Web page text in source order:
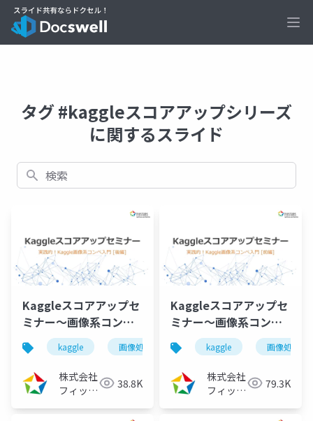
タグ #kaggleスコアアップシリーズ
に関するスライド
検索
Kaggleスコアアップセ
ミナー～画像系コンペ
入門[後編]
（2023/09/26）
kaggle 画像処理 機械学習 ディープラー
株式会社
フィック
38.8K
Kaggleスコアアップセ
ミナー～画像系コンペ
入門[前編]
（2023/08/02）
kaggle 画像処理
株式会社
フィック
79.3K